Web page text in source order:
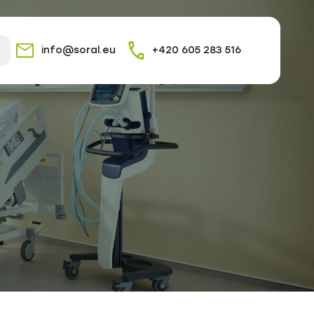
info@soral.eu +420 605 283 516